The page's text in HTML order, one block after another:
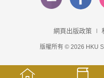
網頁出版政策
版權所有 © 2026 HKU